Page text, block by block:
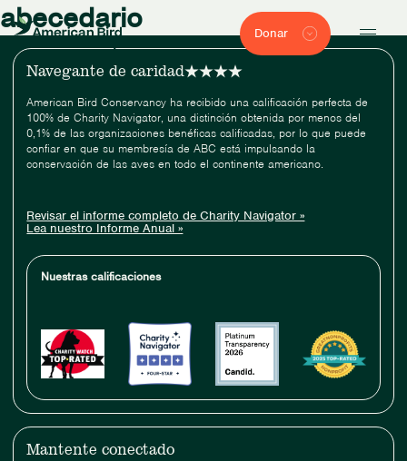
Donar
abecedario
Navegante de caridad
American Bird Conservancy ha recibido una calificación perfecta de
100% de Charity Navigator, una distinción obtenida por menos del
0,1% de las organizaciones benéficas calificadas, por lo que puede
confiar en que su membresía de ABC está impulsando la
conservación de las aves en todo el continente americano.
Revisar el informe completo de Charity Navigator »
Lea nuestro Informe Anual »
Nuestras calificaciones
Mantente conectado